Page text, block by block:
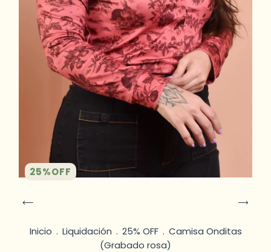
25%OFF
Inicio . Liquidación . 25% OFF . Camisa Onditas
(Grabado rosa)